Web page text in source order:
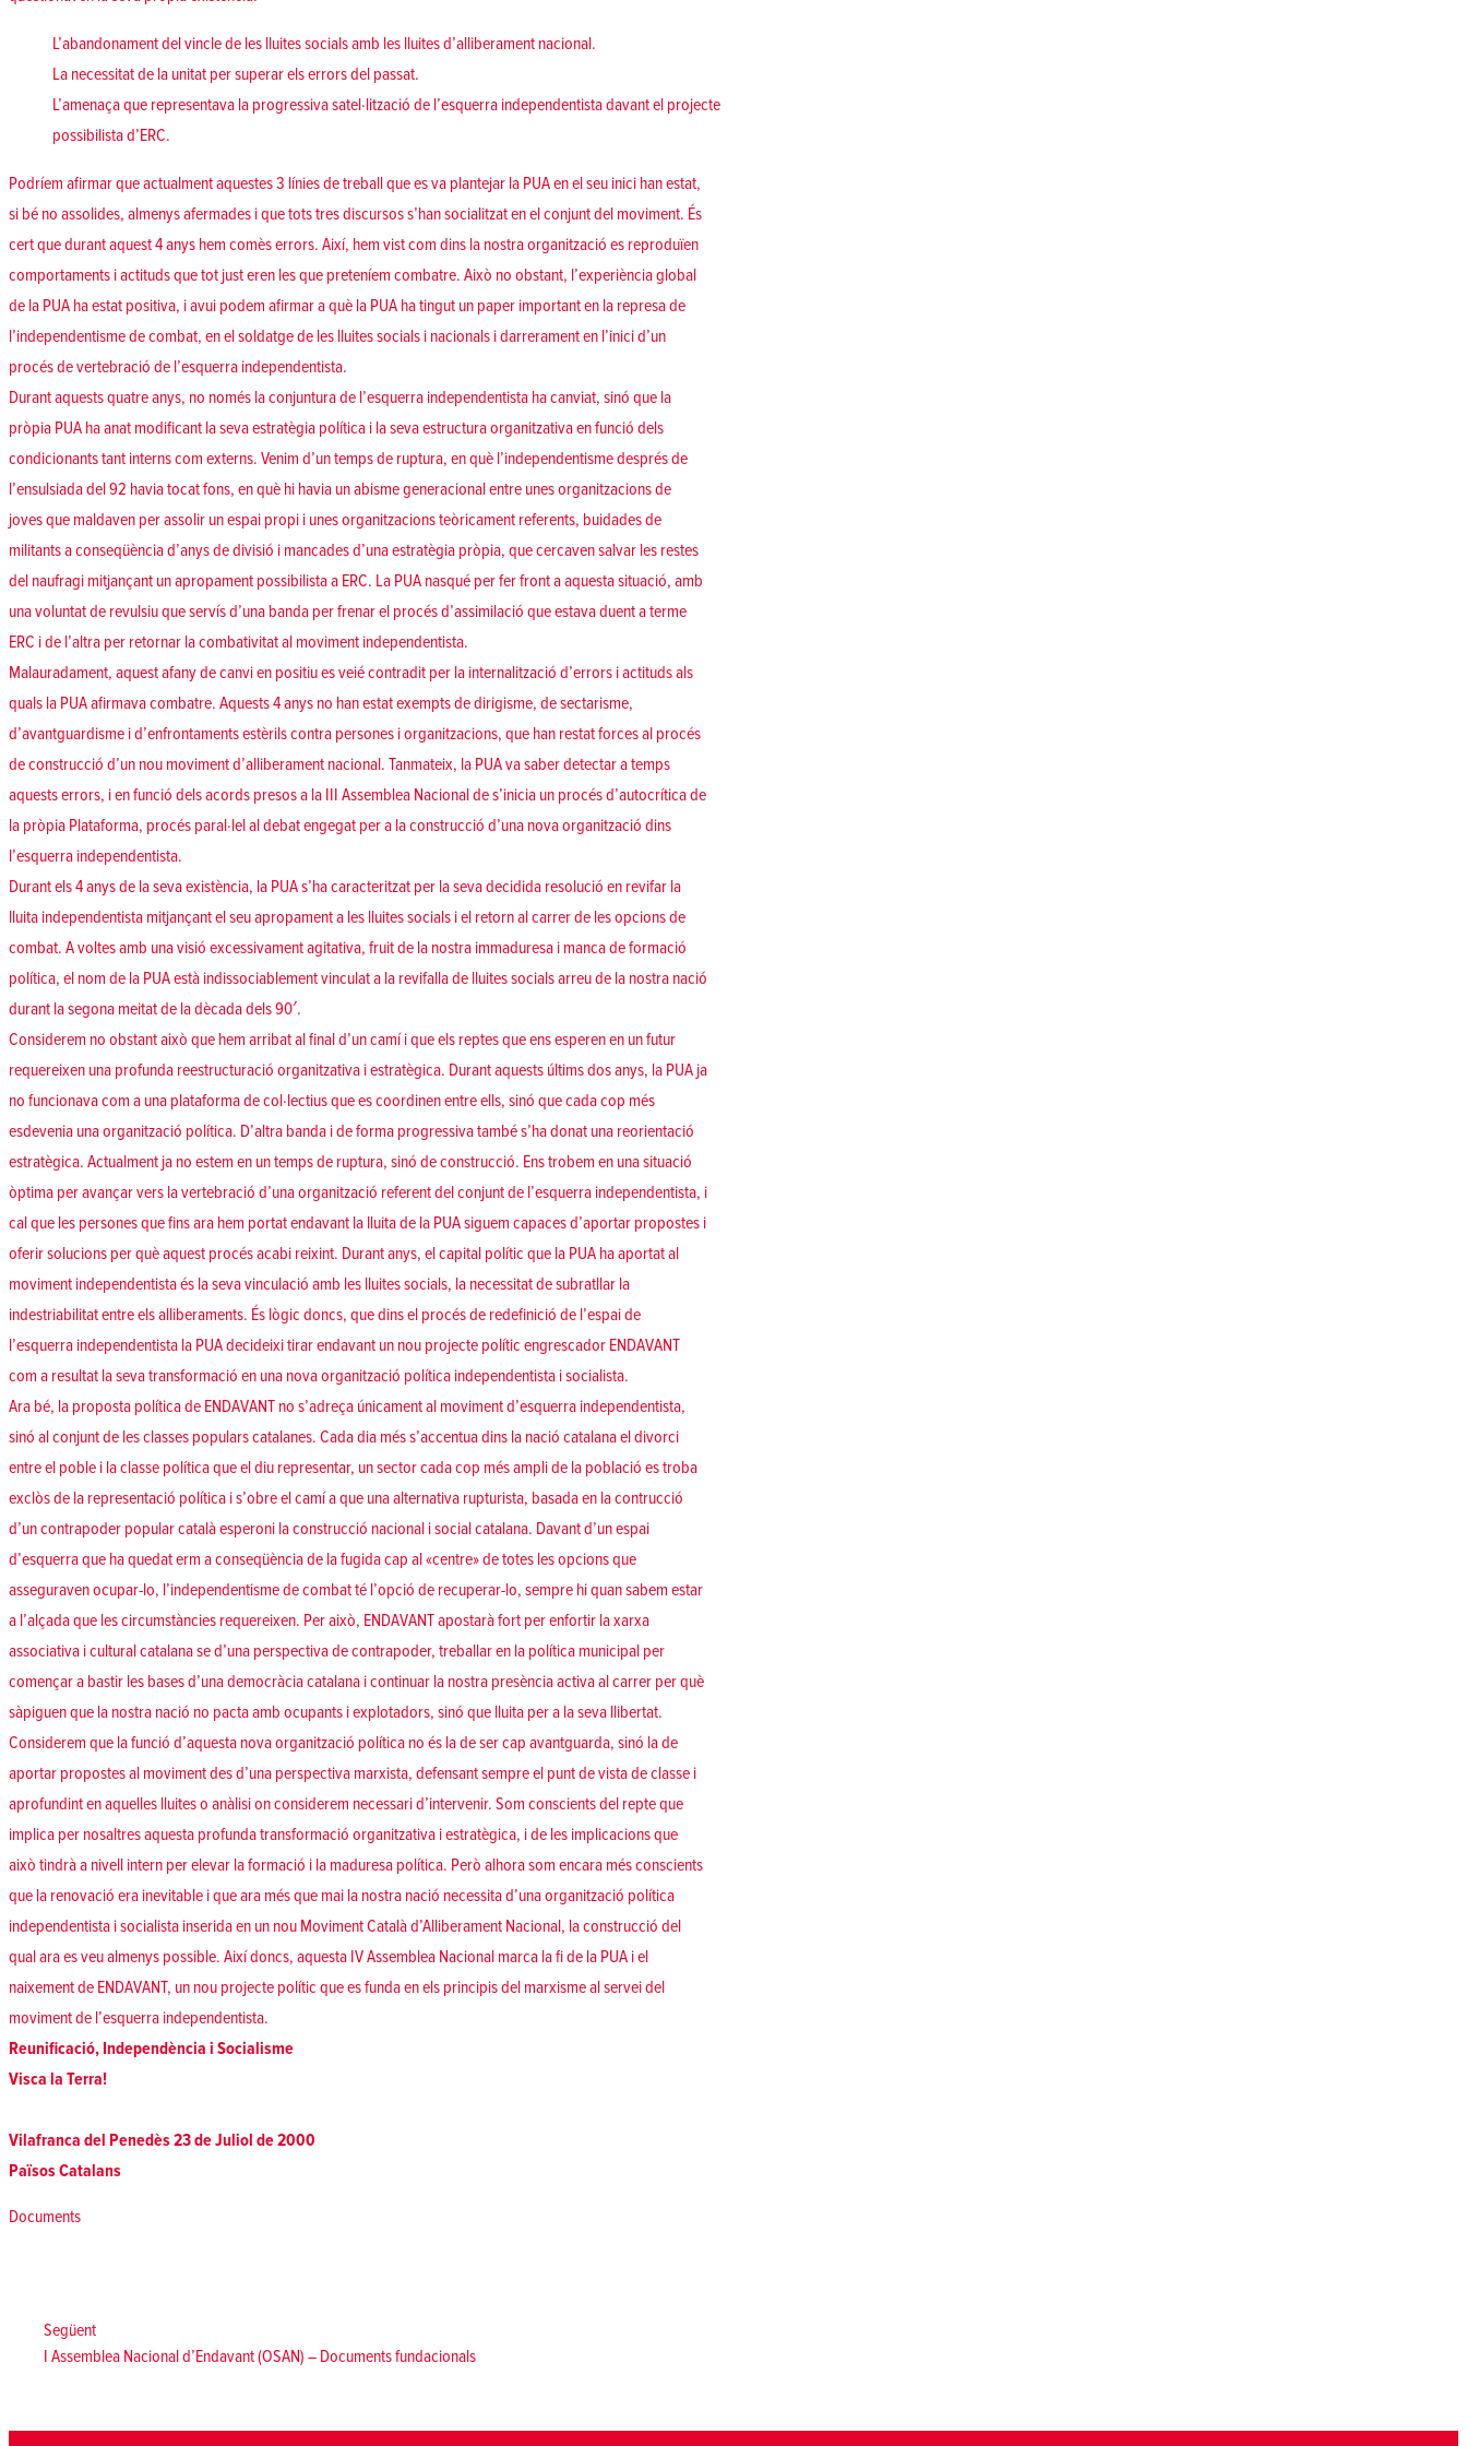
L’abandonament del vincle de les lluites socials amb les lluites d’alliberament nacional.
La necessitat de la unitat per superar els errors del passat.
L’amenaça que representava la progressiva satel·lització de l’esquerra independentista davant el projecte
possibilista d’ERC.
Podríem afirmar que actualment aquestes 3 línies de treball que es va plantejar la PUA en el seu inici han estat,
si bé no assolides, almenys afermades i que tots tres discursos s’han socialitzat en el conjunt del moviment. És
cert que durant aquest 4 anys hem comès errors. Així, hem vist com dins la nostra organització es reproduïen
comportaments i actituds que tot just eren les que preteníem combatre. Això no obstant, l’experiència global
de la PUA ha estat positiva, i avui podem afirmar a què la PUA ha tingut un paper important en la represa de
l’independentisme de combat, en el soldatge de les lluites socials i nacionals i darrerament en l’inici d’un
procés de vertebració de l’esquerra independentista.
Durant aquests quatre anys, no només la conjuntura de l’esquerra independentista ha canviat, sinó que la
pròpia PUA ha anat modificant la seva estratègia política i la seva estructura organitzativa en funció dels
condicionants tant interns com externs. Venim d’un temps de ruptura, en què l’independentisme després de
l’ensulsiada del 92 havia tocat fons, en què hi havia un abisme generacional entre unes organitzacions de
joves que maldaven per assolir un espai propi i unes organitzacions teòricament referents, buidades de
militants a conseqüència d’anys de divisió i mancades d’una estratègia pròpia, que cercaven salvar les restes
del naufragi mitjançant un apropament possibilista a ERC. La PUA nasqué per fer front a aquesta situació, amb
una voluntat de revulsiu que servís d’una banda per frenar el procés d’assimilació que estava duent a terme
ERC i de l’altra per retornar la combativitat al moviment independentista.
Malauradament, aquest afany de canvi en positiu es veié contradit per la internalització d’errors i actituds als
quals la PUA afirmava combatre. Aquests 4 anys no han estat exempts de dirigisme, de sectarisme,
d’avantguardisme i d’enfrontaments estèrils contra persones i organitzacions, que han restat forces al procés
de construcció d’un nou moviment d’alliberament nacional. Tanmateix, la PUA va saber detectar a temps
aquests errors, i en funció dels acords presos a la III Assemblea Nacional de s’inicia un procés d’autocrítica de
la pròpia Plataforma, procés paral·lel al debat engegat per a la construcció d’una nova organització dins
l’esquerra independentista.
Durant els 4 anys de la seva existència, la PUA s’ha caracteritzat per la seva decidida resolució en revifar la
lluita independentista mitjançant el seu apropament a les lluites socials i el retorn al carrer de les opcions de
combat. A voltes amb una visió excessivament agitativa, fruit de la nostra immaduresa i manca de formació
política, el nom de la PUA està indissociablement vinculat a la revifalla de lluites socials arreu de la nostra nació
durant la segona meitat de la dècada dels 90′.
Considerem no obstant això que hem arribat al final d’un camí i que els reptes que ens esperen en un futur
requereixen una profunda reestructuració organitzativa i estratègica. Durant aquests últims dos anys, la PUA ja
no funcionava com a una plataforma de col·lectius que es coordinen entre ells, sinó que cada cop més
esdevenia una organització política. D’altra banda i de forma progressiva també s’ha donat una reorientació
estratègica. Actualment ja no estem en un temps de ruptura, sinó de construcció. Ens trobem en una situació
òptima per avançar vers la vertebració d’una organització referent del conjunt de l’esquerra independentista, i
cal que les persones que fins ara hem portat endavant la lluita de la PUA siguem capaces d’aportar propostes i
oferir solucions per què aquest procés acabi reixint. Durant anys, el capital polític que la PUA ha aportat al
moviment independentista és la seva vinculació amb les lluites socials, la necessitat de subratllar la
indestriabilitat entre els alliberaments. És lògic doncs, que dins el procés de redefinició de l’espai de
l’esquerra independentista la PUA decideixi tirar endavant un nou projecte polític engrescador ENDAVANT
com a resultat la seva transformació en una nova organització política independentista i socialista.
Ara bé, la proposta política de ENDAVANT no s’adreça únicament al moviment d’esquerra independentista,
sinó al conjunt de les classes populars catalanes. Cada dia més s’accentua dins la nació catalana el divorci
entre el poble i la classe política que el diu representar, un sector cada cop més ampli de la població es troba
exclòs de la representació política i s’obre el camí a que una alternativa rupturista, basada en la contrucció
d’un contrapoder popular català esperoni la construcció nacional i social catalana. Davant d’un espai
d’esquerra que ha quedat erm a conseqüència de la fugida cap al «centre» de totes les opcions que
asseguraven ocupar-lo, l’independentisme de combat té l’opció de recuperar-lo, sempre hi quan sabem estar
a l’alçada que les circumstàncies requereixen. Per això, ENDAVANT apostarà fort per enfortir la xarxa
associativa i cultural catalana se d’una perspectiva de contrapoder, treballar en la política municipal per
començar a bastir les bases d’una democràcia catalana i continuar la nostra presència activa al carrer per què
sàpiguen que la nostra nació no pacta amb ocupants i explotadors, sinó que lluita per a la seva llibertat.
Considerem que la funció d’aquesta nova organització política no és la de ser cap avantguarda, sinó la de
aportar propostes al moviment des d’una perspectiva marxista, defensant sempre el punt de vista de classe i
aprofundint en aquelles lluites o anàlisi on considerem necessari d’intervenir. Som conscients del repte que
implica per nosaltres aquesta profunda transformació organitzativa i estratègica, i de les implicacions que
això tindrà a nivell intern per elevar la formació i la maduresa política. Però alhora som encara més conscients
que la renovació era inevitable i que ara més que mai la nostra nació necessita d’una organització política
independentista i socialista inserida en un nou Moviment Català d’Alliberament Nacional, la construcció del
qual ara es veu almenys possible. Així doncs, aquesta IV Assemblea Nacional marca la fi de la PUA i el
naixement de ENDAVANT, un nou projecte polític que es funda en els principis del marxisme al servei del
moviment de l’esquerra independentista.
Reunificació, Independència i Socialisme
Visca la Terra!
Vilafranca del Penedès 23 de Juliol de 2000
Països Catalans
Posted in
Documents
d'entrades
SegüentSegüent:
I Assemblea Nacional d’Endavant (OSAN) – Documents fundacionals